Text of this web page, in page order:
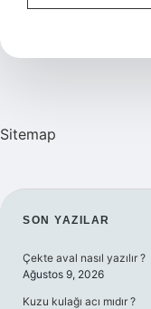
Ne
Sitemap
SON YAZILAR
Çekte aval nasıl yazılır ?
Ağustos 9, 2026
Kuzu kulağı acı mıdır ?